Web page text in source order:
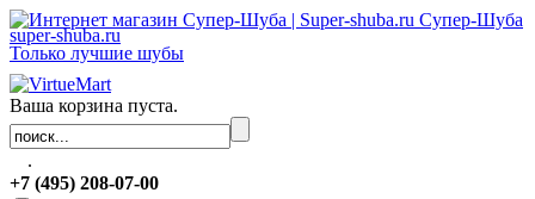
Супер-Шуба
super-shuba.ru
Только лучшие шубы
Ваша корзина пуста.
.
+7 (495) 208-07-00